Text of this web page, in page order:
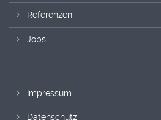
Referenzen
Jobs
Impressum
Datenschutz